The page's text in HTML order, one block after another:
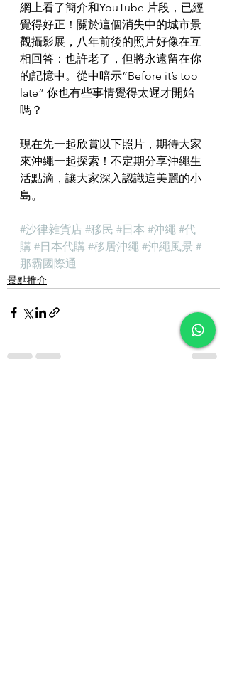
網上看了簡介和YouTube 片段，已經
覺得好正！關於這個消失中的城市景
觀攝影展，八年前後的照片好像在互
相回答：也許老了，但將永遠留在你
的記憶中。從中暗示”Before it’s too
late” 你也有些事情覺得太遲才開始
嗎？
現在先一起欣賞以下照片，期待大家
來沖繩一起探索！不定期分享沖繩生
活點滴，讓大家深入認識這美麗的小
島。
#沙律雜貨店 #移民 #日本 #沖繩 #代
購 #日本代購 #移居沖繩 #沖繩風景 #
那霸國際通
景點推介